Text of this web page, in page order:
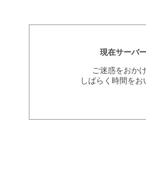
現在サーバ
ご迷惑をおか
しばらく時間を